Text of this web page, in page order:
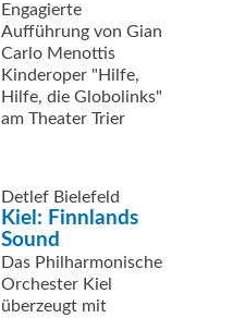
Engagierte
Aufführung von Gian
Carlo Menottis
Kinderoper "Hilfe,
Hilfe, die Globolinks"
am Theater Trier
Detlef Bielefeld
Kiel: Finnlands
Sound
Das Philharmonische
Orchester Kiel
überzeugt mit